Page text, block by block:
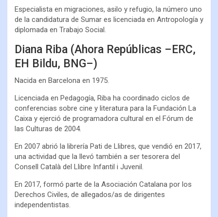
Especialista en migraciones, asilo y refugio, la número uno
de la candidatura de Sumar es licenciada en Antropología y
diplomada en Trabajo Social.
Diana Riba (Ahora Repúblicas –ERC,
EH Bildu, BNG–)
Nacida en Barcelona en 1975.
Licenciada en Pedagogía, Riba ha coordinado ciclos de
conferencias sobre cine y literatura para la Fundación La
Caixa y ejerció de programadora cultural en el Fórum de
las Culturas de 2004.
En 2007 abrió la librería Pati de Llibres, que vendió en 2017,
una actividad que la llevó también a ser tesorera del
Consell Català del Llibre Infantil i Juvenil.
En 2017, formó parte de la Asociación Catalana por los
Derechos Civiles, de allegados/as de dirigentes
independentistas.